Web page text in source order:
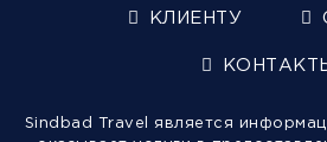
КЛИЕНТУ
Sindbad Travel является